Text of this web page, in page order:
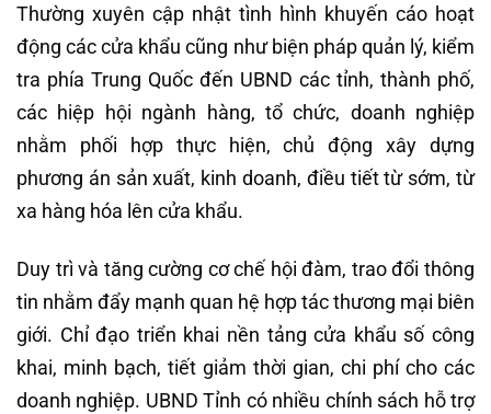
Thường xuyên cập nhật tình hình khuyến cáo hoạt
động các cửa khẩu cũng như biện pháp quản lý, kiểm
tra phía Trung Quốc đến UBND các tỉnh, thành phố,
các hiệp hội ngành hàng, tổ chức, doanh nghiệp
nhằm phối hợp thực hiện, chủ động xây dựng
phương án sản xuất, kinh doanh, điều tiết từ sớm, từ
xa hàng hóa lên cửa khẩu.
Duy trì và tăng cường cơ chế hội đàm, trao đổi thông
tin nhằm đẩy mạnh quan hệ hợp tác thương mại biên
giới. Chỉ đạo triển khai nền tảng cửa khẩu số công
khai, minh bạch, tiết giảm thời gian, chi phí cho các
doanh nghiệp. UBND Tỉnh có nhiều chính sách hỗ trợ